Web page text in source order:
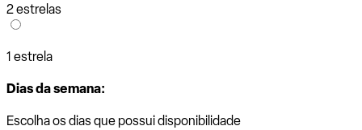
2 estrelas
1 estrela
Dias da semana:
Escolha os dias que possui disponibilidade